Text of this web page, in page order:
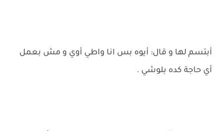
أبتسم لها و قال: أيوه بس انا واطي أوي و مش بعمل
أي حاجة كده بلوشي .